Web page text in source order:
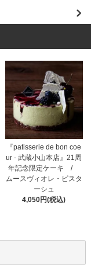
『patisserie de bon coe
ur - 武蔵小山本店』21周
年記念限定ケーキ /
ムースヴィオレ・ピスタ
ーシュ
4,050円(税込)